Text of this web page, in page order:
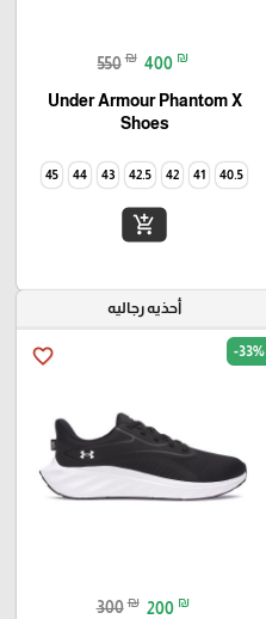
550 ₪ 400 ₪
Under Armour Phantom X
Shoes
40.5
41
42
42.5
43
44
45
add_shopping_cart
أحذيه رجاليه
favorite_border -33%
300 ₪ 200 ₪